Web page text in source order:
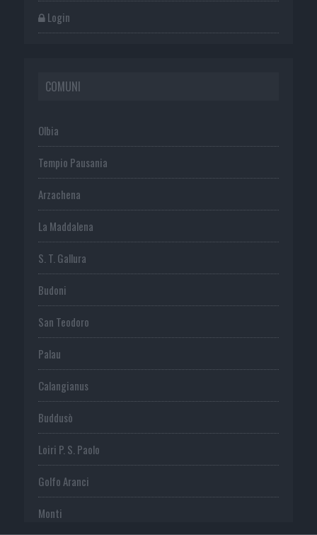
Login
COMUNI
Olbia
Tempio Pausania
Arzachena
La Maddalena
S. T. Gallura
Budoni
San Teodoro
Palau
Calangianus
Buddusò
Loiri P. S. Paolo
Golfo Aranci
Monti